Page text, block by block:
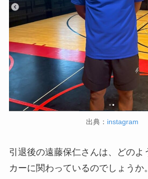
出典： instagram
引退後の遠藤保仁さんは、どのよ
カーに関わっているのでしょうか。